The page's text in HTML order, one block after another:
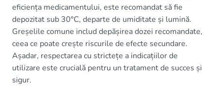
eficiența medicamentului, este recomandat să fie
depozitat sub 30°C, departe de umiditate și lumină.
Greșelile comune includ depășirea dozei recomandate,
ceea ce poate crește riscurile de efecte secundare.
Așadar, respectarea cu strictețe a indicațiilor de
utilizare este crucială pentru un tratament de succes și
sigur.